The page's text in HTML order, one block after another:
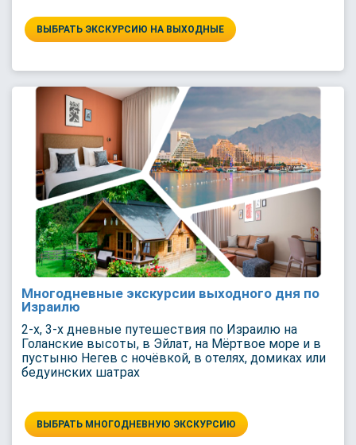
ВЫБРАТЬ ЭКСКУРСИЮ НА ВЫХОДНЫЕ
Многодневные экскурсии выходного дня по
Израилю
2-х, 3-х дневные путешествия по Израилю на
Голанские высоты, в Эйлат, на Мёртвое море и в
пустыню Негев с ночёвкой, в отелях, домиках или
бедуинских шатрах
ВЫБРАТЬ МНОГОДНЕВНУЮ ЭКСКУРСИЮ